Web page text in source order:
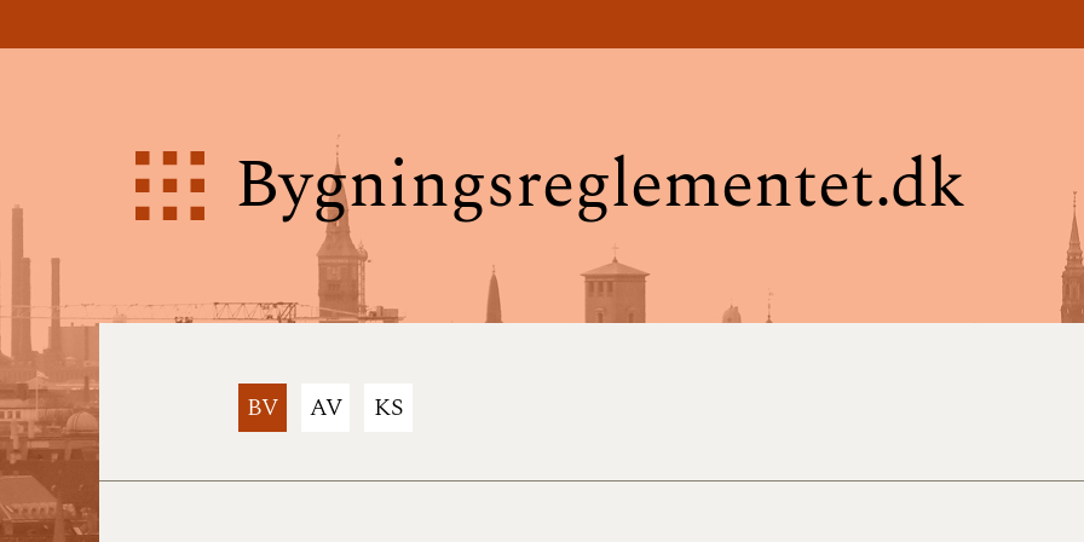
Bygningsreglementet.dk
BV AV KS